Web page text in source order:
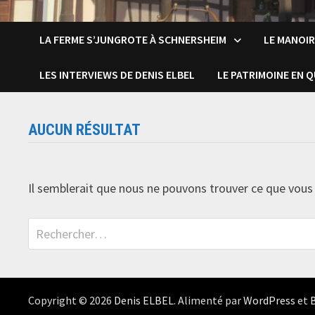
LA FERME S’JUNGROTE À SCHNERSHEIM LE
LES INTERVIEWS DE DENIS ELBEL LE PATRIMOINE EN
AUCUN RÉSULTAT
Il semblerait que nous ne pouvons trouver ce que
Rechercher :
Copyright © 2026 Denis ELBEL. Alimenté parWordPress et